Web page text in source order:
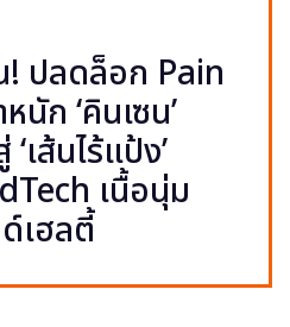
ปลดล็อก Pain
ก ‘คินเซน’
‘เส้นไร้แป้ง’
เนื้อนุ่ม
เฮลตี้